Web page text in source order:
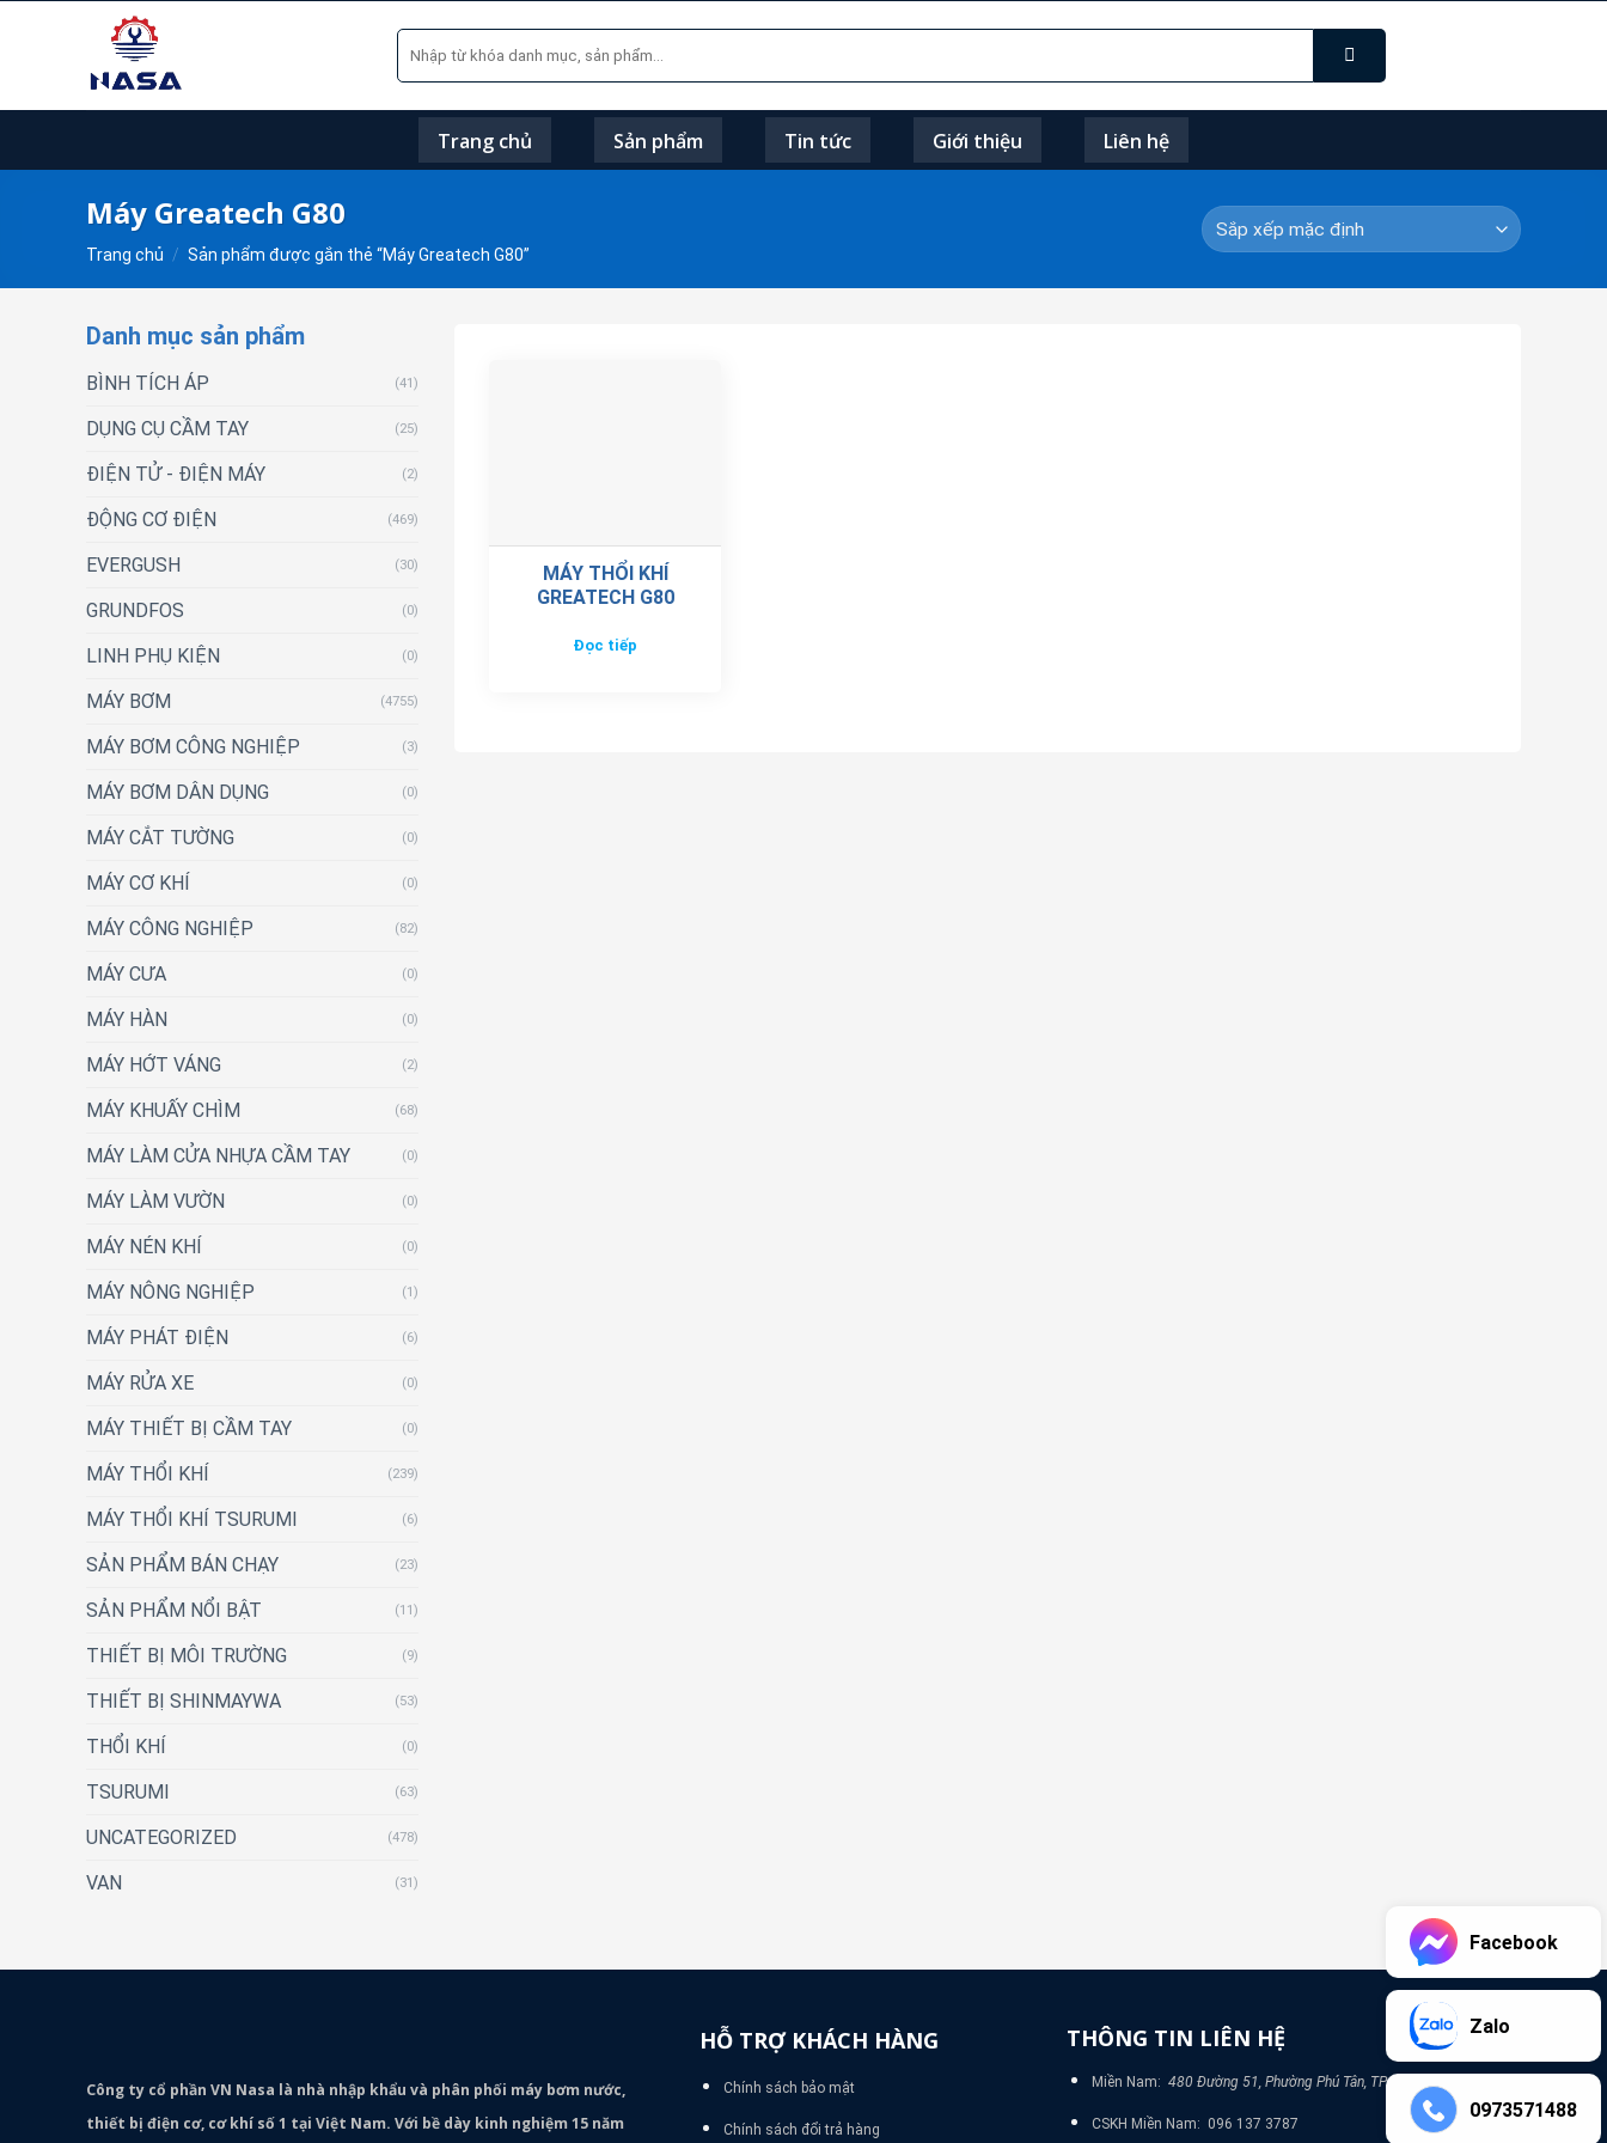
Tìm
kiếm:
Trang chủ Sản phẩm Tin tức Giới thiệu Liên hệ
Máy Greatech G80
Trang chủ / Sản phẩm được gắn thẻ “Máy Greatech G80”
Danh mục sản phẩm
BÌNH TÍCH ÁP (41)
DỤNG CỤ CẦM TAY (25)
ĐIỆN TỬ - ĐIỆN MÁY (2)
ĐỘNG CƠ ĐIỆN (469)
EVERGUSH (30)
GRUNDFOS (0)
LINH PHỤ KIỆN (0)
MÁY BƠM (4755)
MÁY BƠM CÔNG NGHIỆP (3)
MÁY BƠM DÂN DỤNG (0)
MÁY CẮT TƯỜNG (0)
MÁY CƠ KHÍ (0)
MÁY CÔNG NGHIỆP (82)
MÁY CƯA (0)
MÁY HÀN (0)
MÁY HỚT VÁNG (2)
MÁY KHUẤY CHÌM (68)
MÁY LÀM CỬA NHỰA CẦM TAY (0)
MÁY LÀM VƯỜN (0)
MÁY NÉN KHÍ (0)
MÁY NÔNG NGHIỆP (1)
MÁY PHÁT ĐIỆN (6)
MÁY RỬA XE (0)
MÁY THIẾT BỊ CẦM TAY (0)
MÁY THỔI KHÍ (239)
MÁY THỔI KHÍ TSURUMI (6)
SẢN PHẨM BÁN CHẠY (23)
SẢN PHẨM NỔI BẬT (11)
THIẾT BỊ MÔI TRƯỜNG (9)
THIẾT BỊ SHINMAYWA (53)
THỔI KHÍ (0)
TSURUMI (63)
UNCATEGORIZED (478)
VAN (31)
MÁY THỔI KHÍ
GREATECH G80
Đọc tiếp
Công ty cổ phần VN Nasa là nhà nhập khẩu và phân phối máy bơm nước,
thiết bị điện cơ, cơ khí số 1 tại Việt Nam. Với bề dày kinh nghiệm 15 năm
HỖ TRỢ KHÁCH HÀNG
Chính sách bảo mật
Chính sách đổi trả hàng
THÔNG TIN LIÊN HỆ
Miền Nam: 480 Đường 51, Phường Phú Tân, TP Bình Dương
CSKH Miền Nam: 096 137 3787
Facebook
Zalo
0973571488